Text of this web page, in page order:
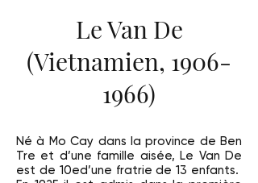
Le Van De
(Vietnamien, 1906-
1966)
Né à Mo Cay dans la province de Ben
Tre et d’une famille aisée, Le Van De
est de 10ed’une fratrie de 13 enfants.